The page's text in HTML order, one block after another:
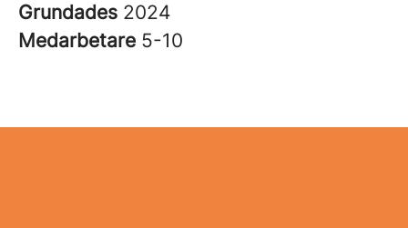
Grundades 2024
Medarbetare 5-10